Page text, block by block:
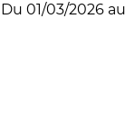
Du 01/03/2026